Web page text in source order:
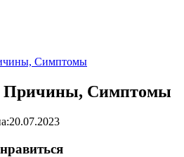
Симптомы
Причины, Симптомы
20.07.2023